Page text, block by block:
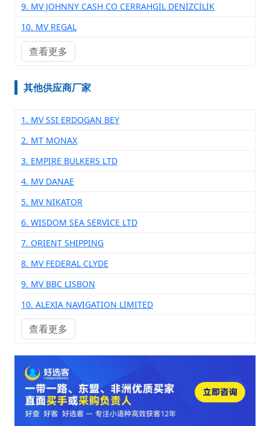
9. MV JOHNNY CASH CO CERRAHGİL DENİZCİLİK
10. MV REGAL
查看更多
其他供应商厂家
1. MV SSI ERDOGAN BEY
2. MT MONAX
3. EMPIRE BULKERS LTD
4. MV DANAE
5. MV NIKATOR
6. WISDOM SEA SERVICE LTD
7. ORIENT SHIPPING
8. MV FEDERAL CLYDE
9. MV BBC LISBON
10. ALEXIA NAVIGATION LIMITED
查看更多